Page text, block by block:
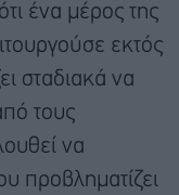
ένα μέρος της
εκτός
σταδιακά να
τους
να
προβληματίζει